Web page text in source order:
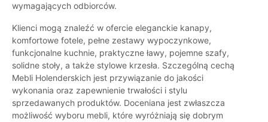
wymagających odbiorców.
Klienci mogą znaleźć w ofercie eleganckie kanapy,
komfortowe fotele, pełne zestawy wypoczynkowe,
funkcjonalne kuchnie, praktyczne ławy, pojemne szafy,
solidne stoły, a także stylowe krzesła. Szczególną cechą
Mebli Holenderskich jest przywiązanie do jakości
wykonania oraz zapewnienie trwałości i stylu
sprzedawanych produktów. Doceniana jest zwłaszcza
możliwość wyboru mebli, które wyróżniają się dobrym